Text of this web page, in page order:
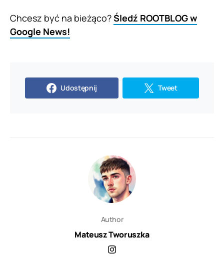
Chcesz być na bieżąco?Śledź ROOTBLOG w
Google News!
Udostępnij Tweet
Author
Mateusz Tworuszka